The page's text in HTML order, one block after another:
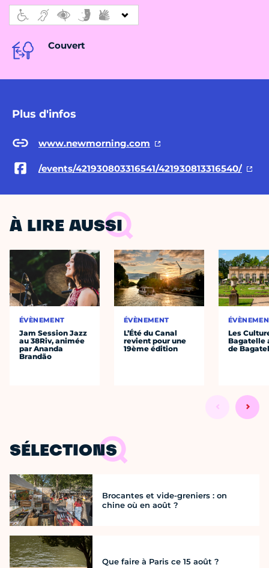
Couvert
Plus d'infos
www.newmorning.com
/events/421930803316541/421930813316540/
À LIRE AUSSI
ÉVÈNEMENT
Jam Session Jazz
au 38Riv, animée
par Ananda
Brandão
ÉVÈNEMENT
L’Été du Canal
revient pour une
19ème édition
Les
Bagatelle
de
SÉLECTIONS
Brocantes et vide-greniers : on
chine où en août ?
Que faire à Paris ce 15 août ?